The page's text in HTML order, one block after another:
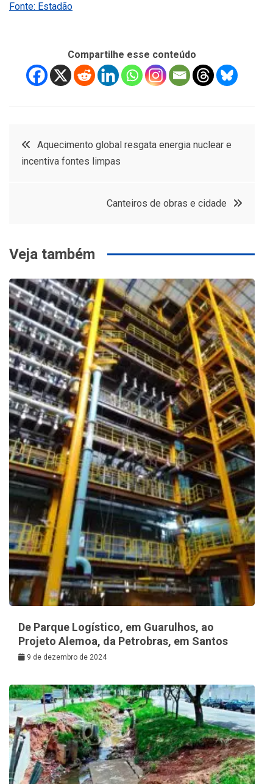
Fonte: Estadão
Compartilhe esse conteúdo
Navegação
Aquecimento global resgata energia nuclear e
incentiva fontes limpas
Canteiros de obras e cidade
Veja também
De Parque Logístico, em Guarulhos, ao
Projeto Alemoa, da Petrobras, em Santos
9 de dezembro de 2024